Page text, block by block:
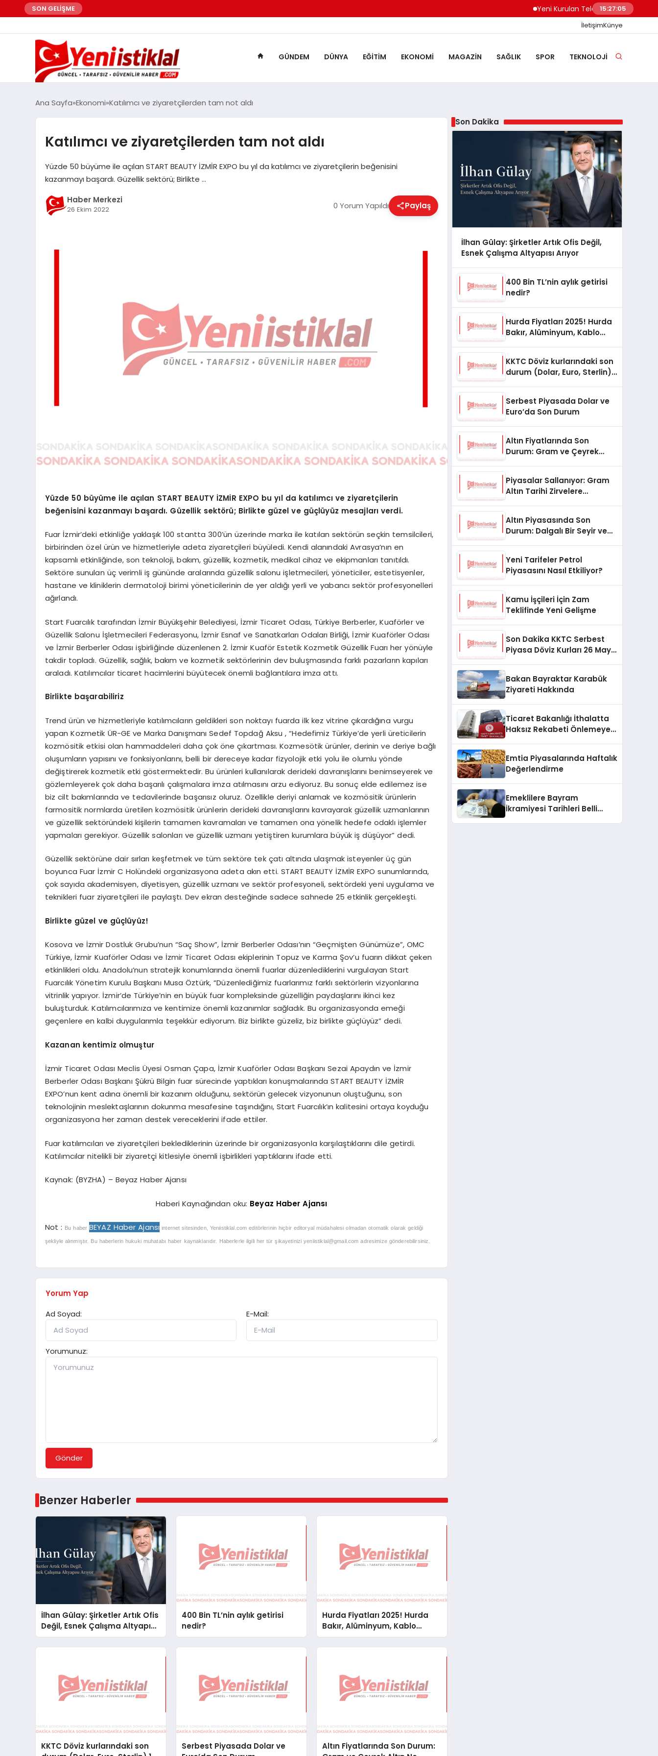
SON GELİŞME Yeni Kurulan Telegram Grupları Nasıl
15:27:06
İletişimKünye
GÜNDEM DÜNYA EĞITIM EKONOMI MAGAZIN SAĞLIK SPOR TEKNOLOJI
Ana Sayfa Ekonomi Katılımcı ve ziyaretçilerden tam not aldı
Katılımcı ve ziyaretçilerden tam not aldı
Yüzde 50 büyüme ile açılan START BEAUTY İZMİR EXPO bu yıl da katılımcı ve ziyaretçilerin beğenisini
kazanmayı başardı. Güzellik sektörü; Birlikte …
Haber Merkezi
26 Ekim 2022 0 Yorum Yapıldı Paylaş
Yüzde 50 büyüme ile açılan START BEAUTY İZMİR EXPO bu yıl da katılımcı ve ziyaretçilerin
beğenisini kazanmayı başardı. Güzellik sektörü; Birlikte güzel ve güçlüyüz mesajları verdi.
Fuar İzmir’deki etkinliğe yaklaşık 100 stantta 300’ün üzerinde marka ile katılan sektörün seçkin temsilcileri,
birbirinden özel ürün ve hizmetleriyle adeta ziyaretçileri büyüledi. Kendi alanındaki Avrasya’nın en
kapsamlı etkinliğinde, son teknoloji, bakım, güzellik, kozmetik, medikal cihaz ve ekipmanları tanıtıldı.
Sektöre sunulan üç verimli iş gününde aralarında güzellik salonu işletmecileri, yöneticiler, estetisyenler,
hastane ve kliniklerin dermatoloji birimi yöneticilerinin de yer aldığı yerli ve yabancı sektör profesyonelleri
ağırlandı.
Start Fuarcılık tarafından İzmir Büyükşehir Belediyesi, İzmir Ticaret Odası, Türkiye Berberler, Kuaförler ve
Güzellik Salonu İşletmecileri Federasyonu, İzmir Esnaf ve Sanatkarları Odaları Birliği, İzmir Kuaförler Odası
ve İzmir Berberler Odası işbirliğinde düzenlenen 2. İzmir Kuaför Estetik Kozmetik Güzellik Fuarı her yönüyle
takdir topladı. Güzellik, sağlık, bakım ve kozmetik sektörlerinin dev buluşmasında farklı pazarların kapıları
araladı. Katılımcılar ticaret hacimlerini büyütecek önemli bağlantılara imza attı.
Birlikte başarabiliriz
Trend ürün ve hizmetleriyle katılımcıların geldikleri son noktayı fuarda ilk kez vitrine çıkardığına vurgu
yapan Kozmetik ÜR-GE ve Marka Danışmanı Sedef Topdağ Aksu , “Hedefimiz Türkiye’de yerli üreticilerin
kozmösitik etkisi olan hammaddeleri daha çok öne çıkartması. Kozmesötik ürünler, derinin ve deriye bağlı
oluşumların yapısını ve fonksiyonlarını, belli bir dereceye kadar fizyolojik etki yolu ile olumlu yönde
değiştirerek kozmetik etki göstermektedir. Bu ürünleri kullanılarak derideki davranışlarını benimseyerek ve
gözlemleyerek çok daha başarılı çalışmalara imza atılmasını arzu ediyoruz. Bu sonuç elde edilemez ise
biz cilt bakımlarında ve tedavilerinde başarısız oluruz. Özellikle deriyi anlamak ve kozmösitik ürünlerin
farmositik normlarda üretilen kozmösitik ürünlerin derideki davranışlarını kavrayarak güzellik uzmanlarının
ve güzellik sektöründeki kişilerin tamamen kavramaları ve tamamen ona yönelik hedefe odaklı işlemler
yapmaları gerekiyor. Güzellik salonları ve güzellik uzmanı yetiştiren kurumlara büyük iş düşüyor” dedi.
Güzellik sektörüne dair sırları keşfetmek ve tüm sektöre tek çatı altında ulaşmak isteyenler üç gün
boyunca Fuar İzmir C Holündeki organizasyona adeta akın etti. START BEAUTY İZMİR EXPO sunumlarında,
çok sayıda akademisyen, diyetisyen, güzellik uzmanı ve sektör profesyoneli, sektördeki yeni uygulama ve
teknikleri fuar ziyaretçileri ile paylaştı. Dev ekran desteğinde sadece sahnede 25 etkinlik gerçekleşti.
Birlikte güzel ve güçlüyüz!
Kosova ve İzmir Dostluk Grubu’nun “Saç Show”, İzmir Berberler Odası’nın “Geçmişten Günümüze”, OMC
Türkiye, İzmir Kuaförler Odası ve İzmir Ticaret Odası ekiplerinin Topuz ve Karma Şov’u fuarın dikkat çeken
etkinlikleri oldu. Anadolu’nun stratejik konumlarında önemli fuarlar düzenlediklerini vurgulayan Start
Fuarcılık Yönetim Kurulu Başkanı Musa Öztürk, “Düzenlediğimiz fuarlarımız farklı sektörlerin vizyonlarına
vitrinlik yapıyor. İzmir’de Türkiye’nin en büyük fuar kompleksinde güzelliğin paydaşlarını ikinci kez
buluşturduk. Katılımcılarımıza ve kentimize önemli kazanımlar sağladık. Bu organizasyonda emeği
geçenlere en kalbi duygularımla teşekkür ediyorum. Biz birlikte güzeliz, biz birlikte güçlüyüz” dedi.
Kazanan kentimiz olmuştur
İzmir Ticaret Odası Meclis Üyesi Osman Çapa, İzmir Kuaförler Odası Başkanı Sezai Apaydın ve İzmir
Berberler Odası Başkanı Şükrü Bilgin fuar sürecinde yaptıkları konuşmalarında START BEAUTY İZMİR
EXPO’nun kent adına önemli bir kazanım olduğunu, sektörün gelecek vizyonunun oluştuğunu, son
teknolojinin meslektaşlarının dokunma mesafesine taşındığını, Start Fuarcılık’ın kalitesini ortaya koyduğu
organizasyona her zaman destek vereceklerini ifade ettiler.
Fuar katılımcıları ve ziyaretçileri beklediklerinin üzerinde bir organizasyonla karşılaştıklarını dile getirdi.
Katılımcılar nitelikli bir ziyaretçi kitlesiyle önemli işbirlikleri yaptıklarını ifade etti.
Kaynak: (BYZHA) – Beyaz Haber Ajansı
Haberi Kaynağından oku: Beyaz Haber Ajansı
Not : Bu haber BEYAZ Haber Ajansı internet sitesinden, Yeniistiklal.com editörlerinin hiçbir editoryal müdahalesi olmadan otomatik olarak geldiği
şekliyle alınmıştır. Bu haberlerin hukuki muhatabı haber kaynaklarıdır. Haberlerle ilgili her tür şikayetiniziyeniistiklal@gmail.com adresimize gönderebilirsiniz.
Yorum Yap
Ad Soyad:
E-Mail:
Yorumunuz:
Gönder
Benzer Haberler
İlhan Gülay: Şirketler Artık Ofis
Değil, Esnek Çalışma Altyapısı
Arıyor
400 Bin TL’nin aylık getirisi
nedir?
Hurda Fiyatları 2025! Hurda
Bakır, Alüminyum, Kablo
Fiyatları
KKTC Döviz kurlarındaki son
Serbest Piyasada Dolar ve
Altın Fiyatlarında Son Durum:
Son Dakika
İlhan Gülay: Şirketler Artık Ofis Değil,
Esnek Çalışma Altyapısı Arıyor
400 Bin TL’nin aylık getirisi
nedir?
Hurda Fiyatları 2025! Hurda
Bakır, Alüminyum, Kablo
KKTC Döviz kurlarındaki son
durum (Dolar, Euro, Sterlin)
Serbest Piyasada Dolar ve
Euro’da Son Durum
Altın Fiyatlarında Son
Durum: Gram ve Çeyrek
Piyasalar Sallanıyor: Gram
Altın Tarihi Zirvelere
Altın Piyasasında Son
Durum: Dalgalı Bir Seyir ve
Yeni Tarifeler Petrol
Piyasasını Nasıl Etkiliyor?
Kamu İşçileri İçin Zam
Teklifinde Yeni Gelişme
Son Dakika KKTC Serbest
Piyasa Döviz Kurları 26 Mayıs
Bakan Bayraktar Karabük
Ziyareti Hakkında
Ticaret Bakanlığı İthalatta
Haksız Rekabeti Önlemeye
Emtia Piyasalarında Haftalık
Değerlendirme
Emeklilere Bayram
İkramiyesi Tarihleri Belli